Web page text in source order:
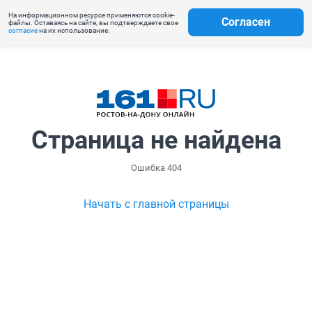
На информационном ресурсе применяются cookie-
файлы. Оставаясь на сайте, вы подтверждаете свое
согласиена их использование.
Согласен
Страница не найдена
Ошибка 404
Начать с главной страницы